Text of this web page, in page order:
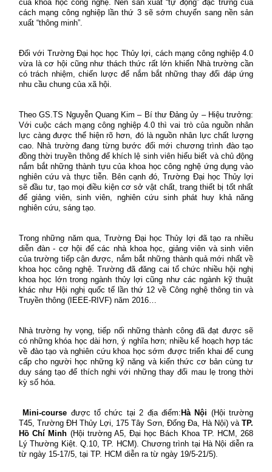
của khoa học công nghệ. Nền sản xuất “tự động” đặc trưng của
cách mạng công nghiệp lần thứ 3 sẽ sớm chuyển sang nền sản
xuất “thông minh”.
Đối với Trường Đại học học Thủy lợi, cách mạng công nghiệp 4.0
vừa là cơ hội cũng như thách thức rất lớn khiến Nhà trường cần
có trách nhiệm, chiến lược để nắm bắt những thay đổi đáp ứng
nhu cầu chung của xã hội.
Theo GS.TS Nguyễn Quang Kim – Bí thư Đảng ủy – Hiệu trưởng:
Với cuộc cách mạng công nghiệp 4.0 thì vai trò của nguồn nhân
lực càng được thể hiện rõ hơn, đó là nguồn nhân lực chất lượng
cao. Nhà trường đang từng bước đổi mới chương trình đào tạo
đồng thời truyền thông để khích lệ sinh viên hiểu biết và chủ động
nắm bắt những thành tựu của khoa học công nghệ ứng dụng vào
nghiên cứu và thực tiễn. Bên cạnh đó, Trường Đại học Thủy lợi
sẽ đầu tư, tạo mọi điều kiện cơ sở vật chất, trang thiết bị tốt nhất
để giảng viên, sinh viên, nghiên cứu sinh phát huy khả năng
nghiên cứu, sáng tạo.
Trong những năm qua, Trường Đại học Thủy lợi đã tạo ra nhiều
diễn đàn - cơ hội để các nhà khoa học, giảng viên và sinh viên
của trường tiếp cận được, nắm bắt những thành quả mới nhất về
khoa học công nghệ. Trường đã đăng cai tổ chức nhiều hội nghị
khoa học lớn trong ngành thủy lợi cũng như các ngành kỹ thuật
khác như Hội nghị quốc tế lần thứ 12 về Công nghệ thông tin và
Truyền thông (IEEE-RIVF) năm 2016…
Nhà trường hy vọng, tiếp nối những thành công đã đạt được sẽ
có những khóa học dài hơn, ý nghĩa hơn; nhiều kế hoạch hợp tác
về đào tạo và nghiên cứu khoa học sớm được triển khai để cung
cấp cho người học những kỹ năng và kiến thức cơ bản cùng tư
duy sáng tạo để thích nghi với những thay đổi mau lẹ trong thời
kỳ số hóa.
Mini-course được tổ chức tại 2 địa điểm: Hà Nội (Hội trường
T45, Trường ĐH Thủy Lợi, 175 Tây Sơn, Đống Đa, Hà Nội) và TP.
Hồ Chí Minh (Hội trường A5, Đại học Bách Khoa TP. HCM, 268
Lý Thường Kiệt. Q.10, TP. HCM). Chương trình tại Hà Nội diễn ra
từ ngày 15-17/5, tại TP. HCM diễn ra từ ngày 19/5-21/5).